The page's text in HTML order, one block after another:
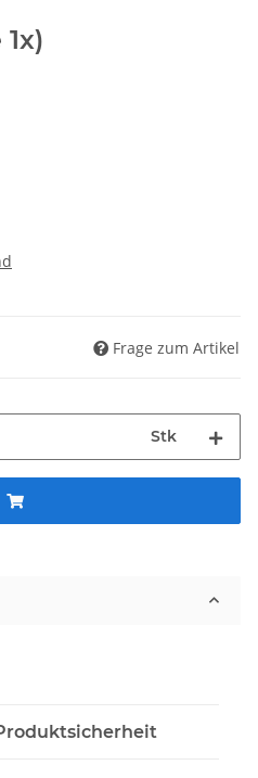
Frage zum Artikel
Stk